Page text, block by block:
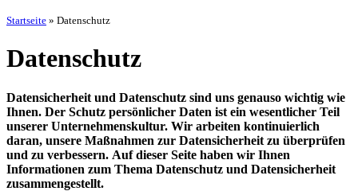
Startseite » Datenschutz
Datenschutz
Datensicherheit und Datenschutz sind uns genauso wichtig wie
Ihnen. Der Schutz persönlicher Daten ist ein wesentlicher Teil
unserer Unternehmenskultur. Wir arbeiten kontinuierlich
daran, unsere Maßnahmen zur Datensicherheit zu überprüfen
und zu verbessern. Auf dieser Seite haben wir Ihnen
Informationen zum Thema Datenschutz und Datensicherheit
zusammengestellt.